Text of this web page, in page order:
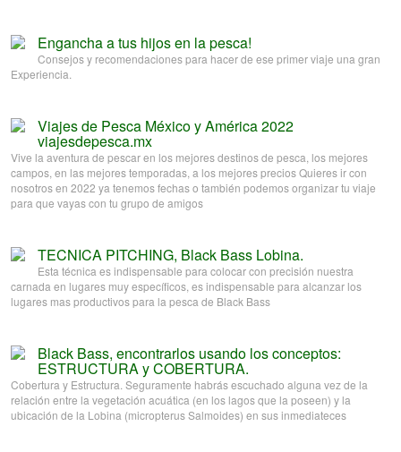
Engancha a tus hijos en la pesca!
Consejos y recomendaciones para hacer de ese primer viaje una gran
Experiencia.
Viajes de Pesca México y América 2022
viajesdepesca.mx
Vive la aventura de pescar en los mejores destinos de pesca, los mejores
campos, en las mejores temporadas, a los mejores precios Quieres ir con
nosotros en 2022 ya tenemos fechas o también podemos organizar tu viaje
para que vayas con tu grupo de amigos
TECNICA PITCHING, Black Bass Lobina.
Esta técnica es indispensable para colocar con precisión nuestra
carnada en lugares muy específicos, es indispensable para alcanzar los
lugares mas productivos para la pesca de Black Bass
Black Bass, encontrarlos usando los conceptos:
ESTRUCTURA y COBERTURA.
Cobertura y Estructura. Seguramente habrás escuchado alguna vez de la
relación entre la vegetación acuática (en los lagos que la poseen) y la
ubicación de la Lobina (micropterus Salmoides) en sus inmediateces